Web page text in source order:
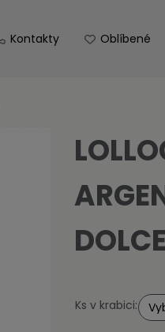
Kontakty Oblíbené
Ks v krabici: